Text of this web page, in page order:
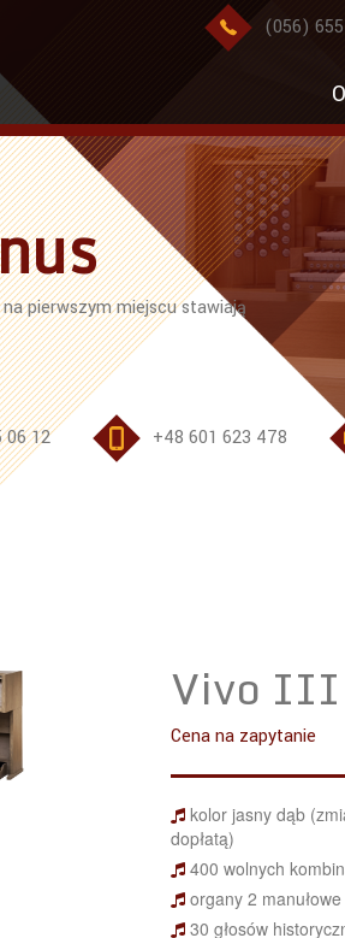
(056)
pierwszym miejscu stawiają
06 12 +48 601 623 478
Vivo III
Cena na zapytanie
kolor jasny dąb
dopłatą)
400 wolnych
organy 2 manułowe
30 głosów